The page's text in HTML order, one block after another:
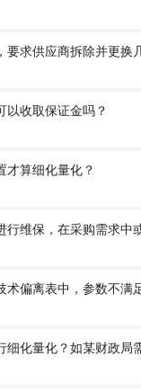
要求供应商拆除并更换
以收取保证金吗？
才算细化量化？
行维保，在采购需求中
术偏离表中，参数不满
细化量化？如某财政局